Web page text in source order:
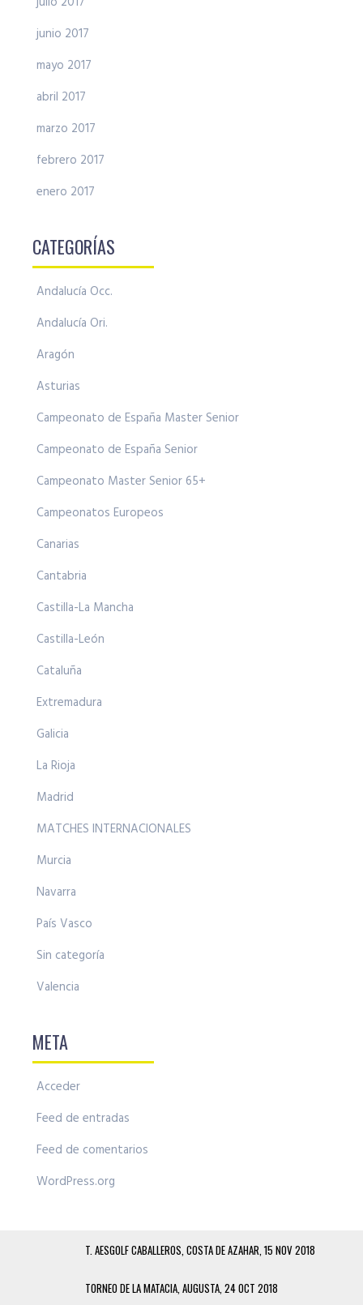
junio 2017
mayo 2017
abril 2017
marzo 2017
febrero 2017
enero 2017
CATEGORÍAS
Andalucía Occ.
Andalucía Ori.
Aragón
Asturias
Campeonato de España Master Senior
Campeonato de España Senior
Campeonato Master Senior 65+
Campeonatos Europeos
Canarias
Cantabria
Castilla-La Mancha
Castilla-León
Cataluña
Extremadura
Galicia
La Rioja
Madrid
MATCHES INTERNACIONALES
Murcia
Navarra
País Vasco
Sin categoría
Valencia
META
Acceder
Feed de entradas
Feed de comentarios
WordPress.org
T. AESGOLF CABALLEROS, COSTA DE AZAHAR, 15 NOV 2018
TORNEO DE LA MATACIA, AUGUSTA, 24 OCT 2018